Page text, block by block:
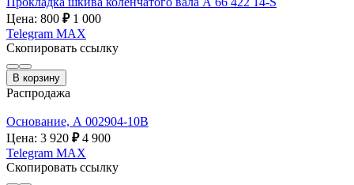
Цена: 800 ₽ 1 000
Telegram MAX
Скопировать ссылку
В корзину
Распродажа
Основание, А 002904-10B
Цена: 3 920 ₽ 4 900
Telegram MAX
Скопировать ссылку